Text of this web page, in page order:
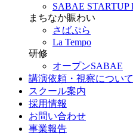
SABAE STARTUP
まちなか賑わい
さばぷら
La Tempo
研修
オープンSABAE
講演依頼・視察について
スクール案内
採用情報
お問い合わせ
事業報告